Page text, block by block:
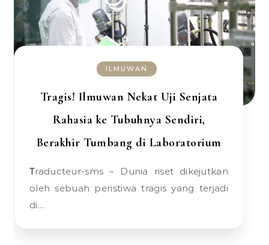
ILMUWAN
Tragis! Ilmuwan Nekat Uji Senjata
Rahasia ke Tubuhnya Sendiri,
Berakhir Tumbang di Laboratorium
Traducteur-sms – Dunia riset dikejutkan
oleh sebuah peristiwa tragis yang terjadi
di…